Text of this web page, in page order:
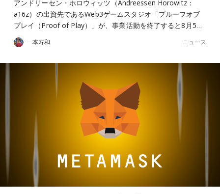
アンドリーセン・ホロウィッツ（Andreessen Horowitz：
a16z）の出資先であるWeb3ゲームスタジオ「プルーフオブ
プレイ（Proof of Play）」が、事業活動を終了すると8月5…
一本寿和 ニュース